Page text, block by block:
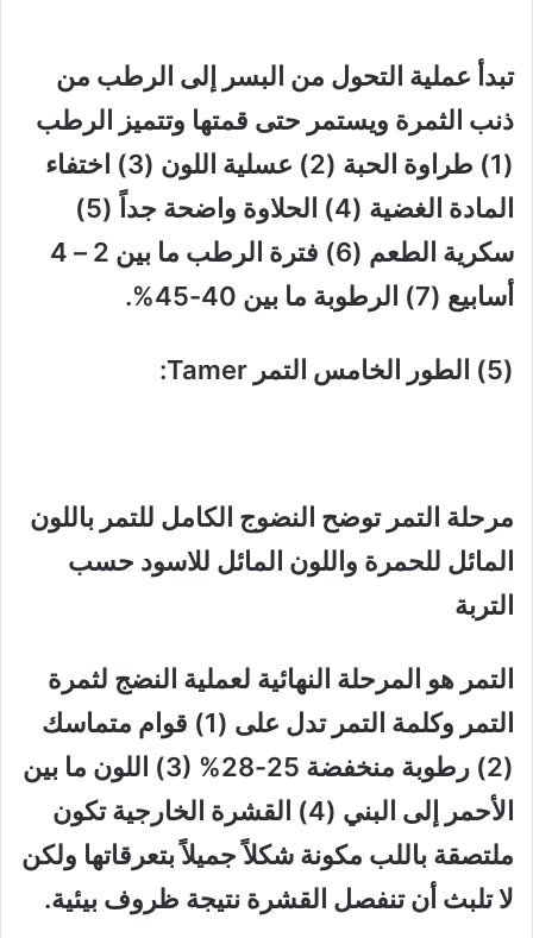
تبدأ عملية التحول من البسر إلى الرطب من
ذنب الثمرة ويستمر حتى قمتها وتتميز الرطب
(1) طراوة الحبة (2) عسلية اللون (3) اختفاء
المادة الغضية (4) الحلاوة واضحة جداً (5)
سكرية الطعم (6) فترة الرطب ما بين 2 – 4
أسابيع (7) الرطوبة ما بين 40-45%.
(5) الطور الخامس التمر Tamer:
مرحلة التمر توضح النضوج الكامل للتمر باللون
المائل للحمرة واللون المائل للاسود حسب
التربة
التمر هو المرحلة النهائية لعملية النضج لثمرة
التمر وكلمة التمر تدل على (1) قوام متماسك
(2) رطوبة منخفضة 25-28% (3) اللون ما بين
الأحمر إلى البني (4) القشرة الخارجية تكون
ملتصقة باللب مكونة شكلاً جميلاً بتعرقاتها ولكن
لا تلبث أن تنفصل القشرة نتيجة ظروف بيئية.